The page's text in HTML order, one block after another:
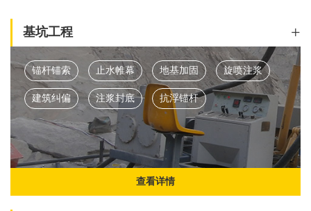
基坑工程 +
锚杆锚索 止水帷幕 地基加固 旋喷注浆
建筑纠偏 注浆封底 抗浮锚杆
查看详情